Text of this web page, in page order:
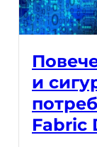
и
Fabric